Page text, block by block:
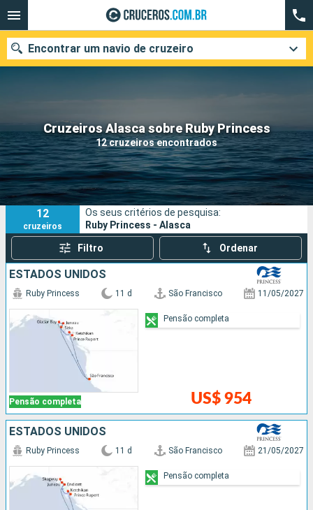
Cruzeiros Alasca sobre Ruby Princess
12 cruzeiros encontrados
Encontrar um navio de cruzeiro
Quando ir?
Data de partida
Cidades Companhias
Pesquisar
12
cruzeiros
Os seus critérios de pesquisa:
Ruby Princess - Alasca
Filtro Ordenar
ESTADOS UNIDOS
Pensão completa
Ruby Princess 11 d São Francisco 11/05/2027
US$ 954
Pensão completa
ESTADOS UNIDOS
Ruby Princess 11 d São Francisco 21/05/2027
Pensão completa